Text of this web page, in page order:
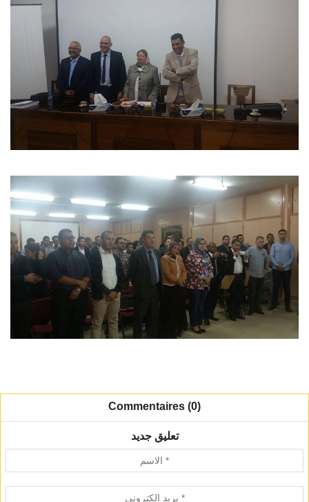
Commentaires (0)
تعليق جديد